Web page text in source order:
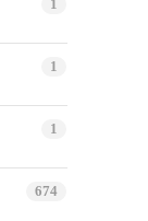
1
1
1
674